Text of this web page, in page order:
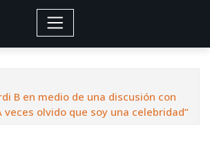
B en medio de una discusión con
veces olvido que soy una celebridad”